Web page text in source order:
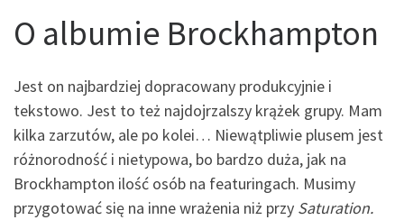
O albumie Brockhampton
Jest on najbardziej dopracowany produkcyjnie i
tekstowo. Jest to też najdojrzalszy krążek grupy. Mam
kilka zarzutów, ale po kolei… Niewątpliwie plusem jest
różnorodność i nietypowa, bo bardzo duża, jak na
Brockhampton ilość osób na featuringach. Musimy
przygotować się na inne wrażenia niż przy Saturation.